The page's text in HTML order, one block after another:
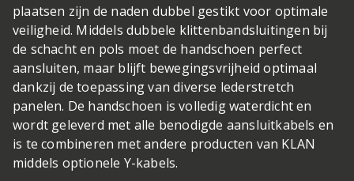
plaatsen zijn de naden dubbel gestikt voor optimale
veiligheid. Middels dubbele klittenbandsluitingen bij
de schacht en pols moet de handschoen perfect
aansluiten, maar blijft bewegingsvrijheid optimaal
dankzij de toepassing van diverse lederstretch
panelen. De handschoen is volledig waterdicht en
wordt geleverd met alle benodigde aansluitkabels en
is te combineren met andere producten van KLAN
middels optionele Y-kabels.